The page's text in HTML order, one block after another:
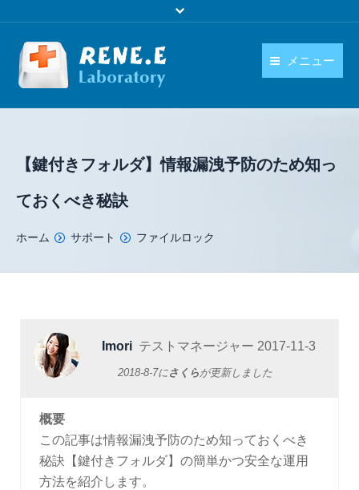
メニュー
日本語
【鍵付きフォルダ】情報漏洩予防のため知っ
ておくべき秘訣
You are here:
ホーム サポート ファイルロック
Imori テストマネージャー 2017-11-3
2018-8-7にさくら が更新しました
概要
この記事は情報漏洩予防のため知っておくべき
秘訣【鍵付きフォルダ】の簡単かつ安全な運用
方法を紹介します。